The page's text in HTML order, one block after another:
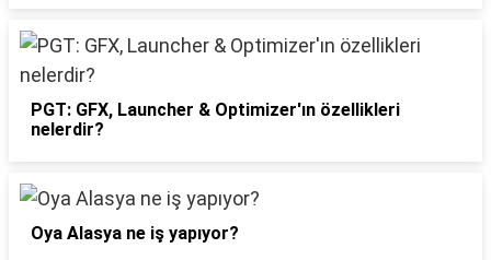
PGT: GFX, Launcher & Optimizer'ın özellikleri
nelerdir?
Oya Alasya ne iş yapıyor?